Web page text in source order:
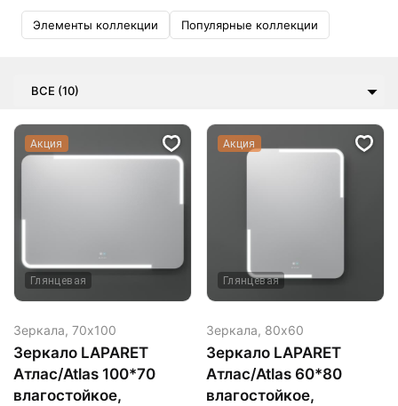
Элементы коллекции Популярные коллекции
ВСЕ (10)
Акция
Глянцевая
Зеркала, 70х100
Зеркало LAPARET
Атлас/Atlas 100*70
влагостойкое,
Акция
Глянцевая
Зеркала, 80х60
Зеркало LAPARET
Атлас/Atlas 60*80
влагостойкое,